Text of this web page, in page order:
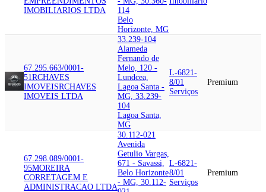
IMOBILIARIOS LTDA
114
Belo
Horizonte, MG
67.295.663/0001-
51RCHAVES
IMOVEISRCHAVES
IMOVEIS LTDA
33.239-104
Alameda
Fernando de
Melo, 120 -
Lundcea,
Lagoa Santa -
MG, 33.239-
104
Lagoa Santa,
MG
L-6821-
8/01
Serviços
Premium
67.298.089/0001-
95MOREIRA
CORRETAGEM E
ADMINISTRACAO LTDA
30.112-021
Avenida
Getulio Vargas,
671 - Savassi,
Belo Horizonte
- MG, 30.112-
L-6821-
8/01
Serviços
Premium